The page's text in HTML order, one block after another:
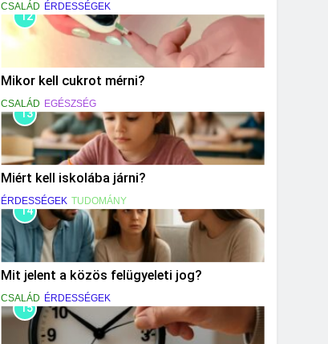
CSALÁD ÉRDESSÉGEK
12
Mikor kell cukrot mérni?
CSALÁD EGÉSZSÉG
13
Miért kell iskolába járni?
ÉRDESSÉGEK TUDOMÁNY
14
Mit jelent a közös felügyeleti jog?
CSALÁD ÉRDESSÉGEK
15